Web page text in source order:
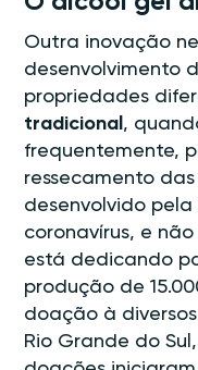
Outra inovação
desenvolvimento
propriedades
tradicional ,
frequentemente,
ressecamento
desenvolvido
coronavírus, e
está dedicando
produção de
doação à
Rio Grande do